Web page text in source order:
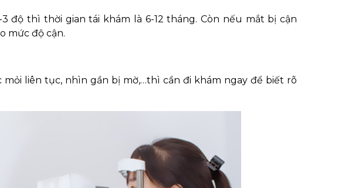
độ thì thời gian tái khám là 6-12 tháng. Còn nếu mắt bị cận
mức độ cận.
liên tục, nhìn gần bị mờ,…thì cần đi khám ngay để biết rõ